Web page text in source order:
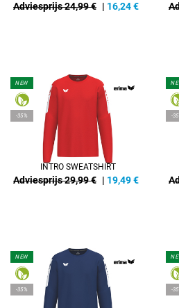
Adviesprijs 24,99 € | 16,24€
NEW
-35%
INTRO SWEATSHIRT
Adviesprijs 29,99 € | 19,49€
-
NEW
-35% -